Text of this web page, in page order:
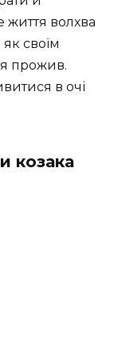
життя волхва
своїм
прожив.
в очі
козака